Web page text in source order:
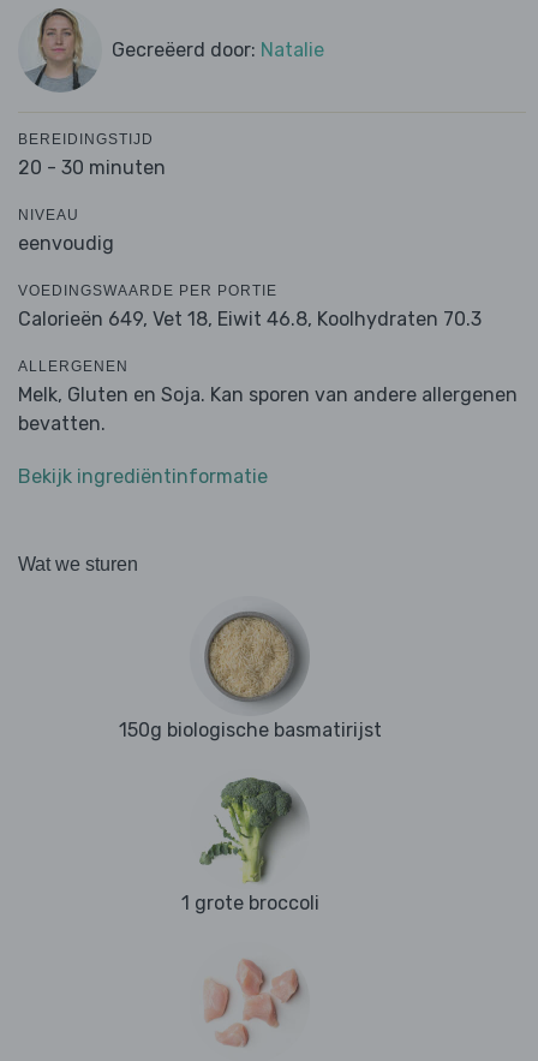
Gecreëerd door: Natalie
BEREIDINGSTIJD
20 - 30 minuten
NIVEAU
eenvoudig
VOEDINGSWAARDE PER PORTIE
Calorieën 649, Vet 18, Eiwit 46.8, Koolhydraten 70.3
ALLERGENEN
Melk, Gluten en Soja. Kan sporen van andere allergenen
bevatten.
Bekijk ingrediëntinformatie
Wat we sturen
150g biologische basmatirijst
1 grote broccoli